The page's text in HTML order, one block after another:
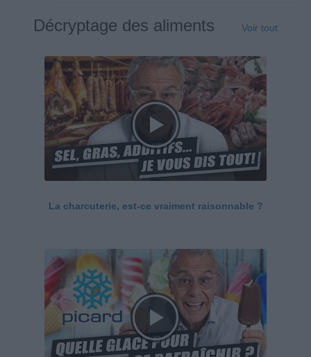
Décryptage des aliments Voir tout
La charcuterie, est-ce vraiment raisonnable ?